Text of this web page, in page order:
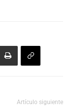
Artículo siguiente